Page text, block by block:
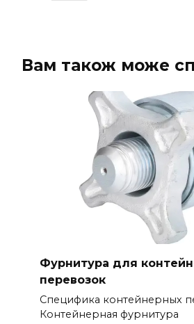
Вам також може
Фурнитура для
перевозок
Специфика контейнерных
Контейнерная фурнитура